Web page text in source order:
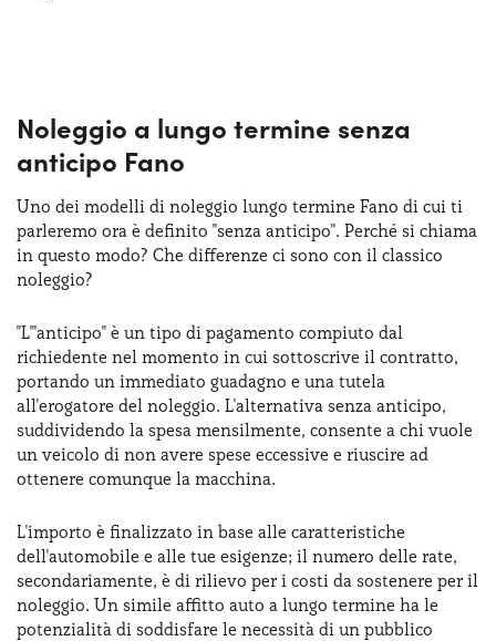
Noleggio a lungo termine senza
anticipo Fano
Uno dei modelli di noleggio lungo termine Fano di cui ti
parleremo ora è definito "senza anticipo". Perché si chiama
in questo modo? Che differenze ci sono con il classico
noleggio?
"L'"anticipo" è un tipo di pagamento compiuto dal
richiedente nel momento in cui sottoscrive il contratto,
portando un immediato guadagno e una tutela
all'erogatore del noleggio. L'alternativa senza anticipo,
suddividendo la spesa mensilmente, consente a chi vuole
un veicolo di non avere spese eccessive e riuscire ad
ottenere comunque la macchina.
L'importo è finalizzato in base alle caratteristiche
dell'automobile e alle tue esigenze; il numero delle rate,
secondariamente, è di rilievo per i costi da sostenere per il
noleggio. Un simile affitto auto a lungo termine ha le
potenzialità di soddisfare le necessità di un pubblico